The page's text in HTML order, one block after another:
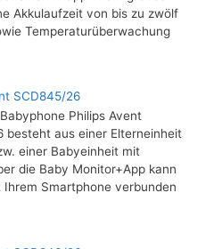
Akkulaufzeit von bis zu zwölf
Temperaturüberwachung
SCD845/26
Philips Avent
besteht aus einer Elterneinheit
einer Babyeinheit mit
die Baby Monitor+App kann
Smartphone verbunden